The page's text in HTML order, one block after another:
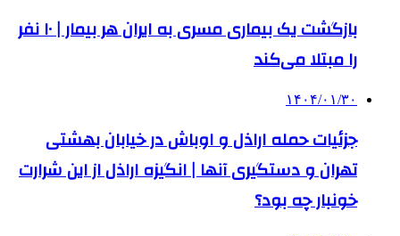
بازگشت یک بیماری مسری به ایران هر بیمار | ۱۰ نفر
را مبتلا می‌کند
۱۴۰۴/۰۱/۳۰
جزئیات حمله اراذل و اوباش در خیابان بهشتی
تهران و دستگیری آنها | انگیزه اراذل از این شرارت
خونبار چه بود؟